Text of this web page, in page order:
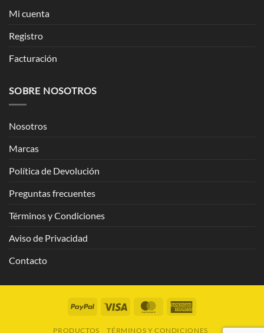
Mi cuenta
Registro
Facturación
SOBRE NOSOTROS
Nosotros
Marcas
Política de Devolución
Preguntas frecuentes
Términos y Condiciones
Aviso de Privacidad
Contacto
PayPal Visa MasterCard
PRODUCTOS TÉRMINOS Y CONDICIONES